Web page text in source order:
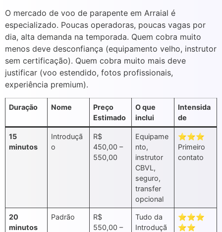
O mercado de voo de parapente em Arraial é
especializado. Poucas operadoras, poucas vagas por
dia, alta demanda na temporada. Quem cobra muito
menos deve desconfiança (equipamento velho, instrutor
sem certificação). Quem cobra muito mais deve
justificar (voo estendido, fotos profissionais,
experiência premium).
Duração Nome
Preço
Estimado
O que
inclui
Intensida
de
15
minutos
Introduçã
o
R$
450,00 –
550,00
Equipame
nto,
instrutor
CBVL,
seguro,
transfer
opcional
⭐⭐⭐
Primeiro
contato
20
minutos
Padrão
R$
550,00 –
Tudo da
Introduçã
⭐⭐⭐
⭐⭐